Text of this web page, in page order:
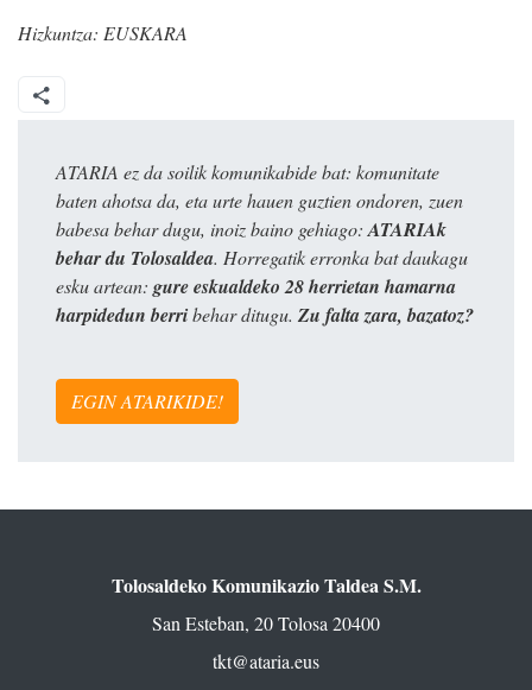
Hizkuntza: EUSKARA
ATARIA ez da soilik komunikabide bat: komunitate
baten ahotsa da, eta urte hauen guztien ondoren, zuen
babesa behar dugu, inoiz baino gehiago: ATARIAk
behar du Tolosaldea. Horregatik erronka bat daukagu
esku artean: gure eskualdeko 28 herrietan hamarna
harpidedun berribehar ditugu. Zu falta zara, bazatoz?
EGIN ATARIKIDE!
Tolosaldeko Komunikazio Taldea S.M.
San Esteban, 20 Tolosa 20400
tkt@ataria.eus